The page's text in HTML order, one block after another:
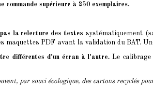
commande supérieure à 250 exemplaires.
la relecture des textes systématiquement
maquettes PDF avant la validation du BAT.
différentes d'un écran à l'autre. Le
par souci écologique, des cartons recyclés